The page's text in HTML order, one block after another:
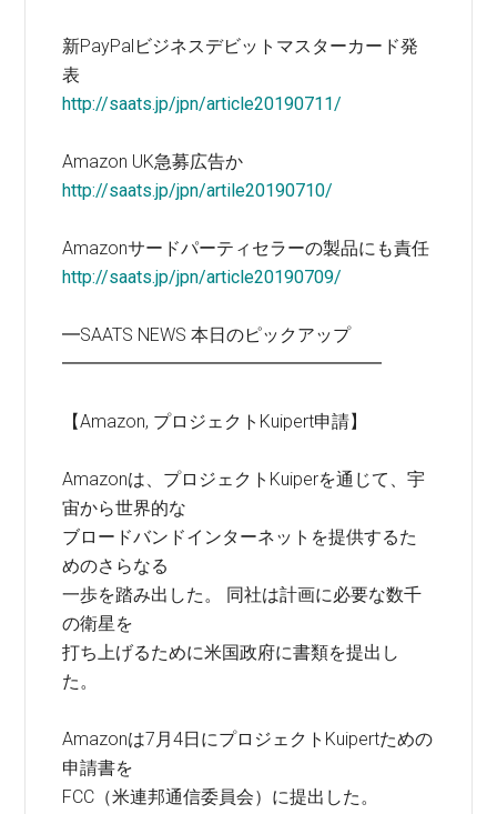
新PayPalビジネスデビットマスターカード発
表
http://saats.jp/jpn/article20190711/
Amazon UK急募広告か
http://saats.jp/jpn/artile20190710/
Amazonサードパーティセラーの製品にも責任
http://saats.jp/jpn/article20190709/
━SAATS NEWS 本日のピックアップ
━━━━━━━━━━━━━━━━━━
【Amazon, プロジェクトKuipert申請】
Amazonは、プロジェクトKuiperを通じて、宇
宙から世界的な
ブロードバンドインターネットを提供するた
めのさらなる
一歩を踏み出した。 同社は計画に必要な数千
の衛星を
打ち上げるために米国政府に書類を提出し
た。
Amazonは7月4日にプロジェクトKuipertための
申請書を
FCC（米連邦通信委員会）に提出した。